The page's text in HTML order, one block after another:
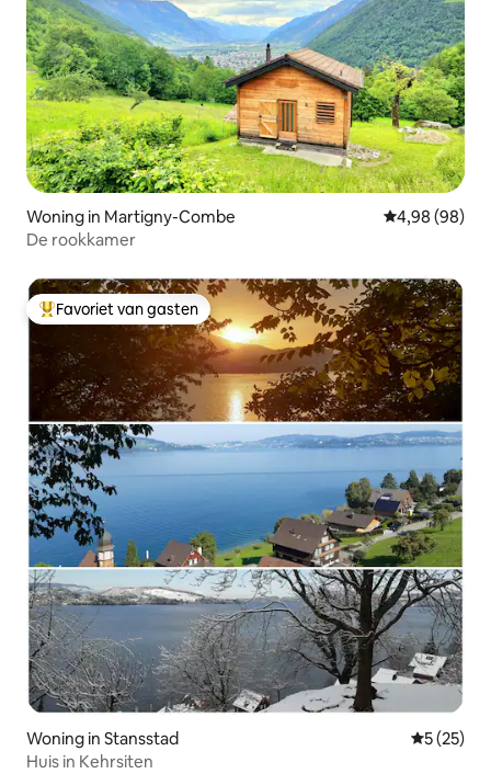
Woning in Martigny-Combe Gemiddelde
4,98 (98)
De rookkamer
Topfavoriet van gasten
Favoriet van gasten
Woning in Stansstad
5 (25)
Huis in Kehrsiten